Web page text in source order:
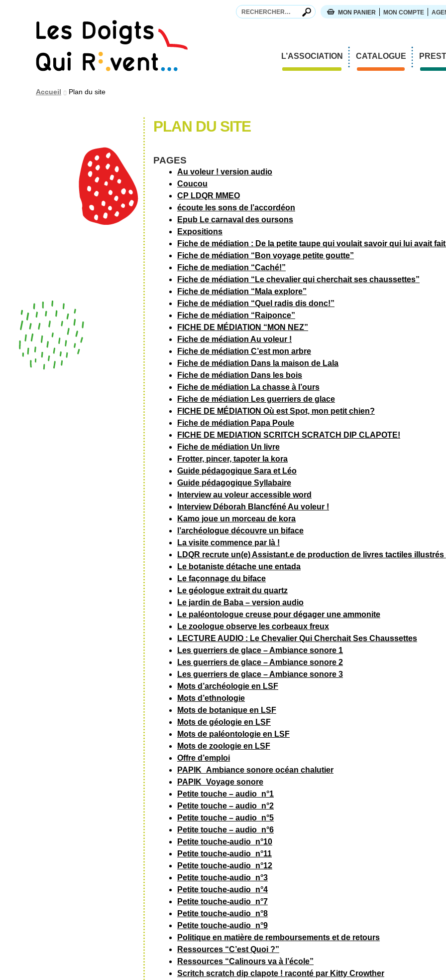
navigation
contenu
Recherche
Recherche MON PANIER MON COMPTE
L’ASSOCIATION
Dans la presse
Suitceyes
CATALOGUE
Accueil Plan du site
PLAN DU SITE
PAGES
Au voleur ! version audio
Coucou
CP LDQR MMEO
écoute les sons de l’accordéon
Epub Le carnaval des oursons
Expositions
Fiche de médiation : De la petite taupe qui voulait savoir qui lui avait
Fiche de médiation “Bon voyage petite goutte”
Fiche de mediation “Caché!”
Fiche de médiation “Le chevalier qui cherchait ses chaussettes”
Fiche de médiation “Mala explore”
Fiche de médiation “Quel radis dis donc!”
Fiche de médiation “Raiponce”
FICHE DE MÉDIATION “MON NEZ”
Fiche de médiation Au voleur !
Fiche de médiation C’est mon arbre
Fiche de médiation Dans la maison de Lala
Fiche de médiation Dans les bois
Fiche de médiation La chasse à l’ours
Fiche de médiation Les guerriers de glace
FICHE DE MÉDIATION Où est Spot, mon petit chien?
Fiche de médiation Papa Poule
FICHE DE MEDIATION SCRITCH SCRATCH DIP CLAPOTE!
Fiche de médiation Un livre
Frotter, pincer, tapoter la kora
Guide pédagogique Sara et Léo
Guide pédagogique Syllabaire
Interview au voleur accessible word
Interview Déborah Blancféné Au voleur !
Kamo joue un morceau de kora
l’archéologue découvre un biface
La visite commence par là !
LDQR recrute un(e) Assistant.e de production de livres tactiles illustrés
Le botaniste détache une entada
Le façonnage du biface
Le géologue extrait du quartz
Le jardin de Baba – version audio
Le paléontologue creuse pour dégager une ammonite
Le zoologue observe les corbeaux freux
LECTURE AUDIO : Le Chevalier Qui Cherchait Ses Chaussettes
Les guerriers de glace – Ambiance sonore 1
Les guerriers de glace – Ambiance sonore 2
Les guerriers de glace – Ambiance sonore 3
Mots d’archéologie en LSF
Mots d’ethnologie
Mots de botanique en LSF
Mots de géologie en LSF
Mots de paléontologie en LSF
Mots de zoologie en LSF
Offre d’emploi
PAPIK_Ambiance sonore océan chalutier
PAPIK_Voyage sonore
Petite touche – audio_n°1
Petite touche – audio_n°2
Petite touche – audio_n°5
Petite touche – audio_n°6
Petite touche-audio_n°10
Petite touche-audio_n°11
Petite touche-audio_n°12
Petite touche-audio_n°3
Petite touche-audio_n°4
Petite touche-audio_n°7
Petite touche-audio_n°8
Petite touche-audio_n°9
Politique en matière de remboursements et de retours
Ressources “C’est Quoi ?”
Ressources “Calinours va à l’école”
Scritch scratch dip clapote ! raconté par Kitty Crowther